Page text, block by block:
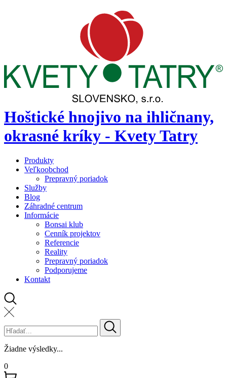
Hoštické hnojivo na ihličnany,
okrasné kríky - Kvety Tatry
Produkty
Veľkoobchod
Prepravný poriadok
Služby
Blog
Záhradné centrum
Informácie
Bonsai klub
Cenník projektov
Referencie
Reality
Prepravný poriadok
Podporujeme
Kontakt
Žiadne výsledky...
0